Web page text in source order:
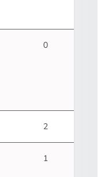
0
2
1